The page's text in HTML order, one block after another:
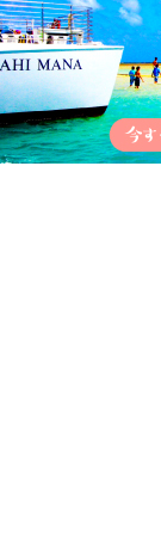
ハレイワ
お部
サンセッ
アロ